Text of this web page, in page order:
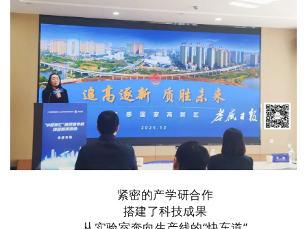
紧密的产学研合作
搭建了科技成果